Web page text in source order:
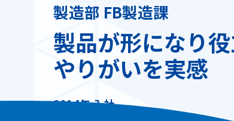
フィールドバランサ
立形釣合い試験機
横形釣合い試験機
振動計測機器
付属品
計測機器レンタル
サポート
サポート情報トップ
お知らせ
サポート終了機種一覧
企業情報
企業概要
製造部 FB製造課
製品が形になり
やりがいを実感
2014年 入社